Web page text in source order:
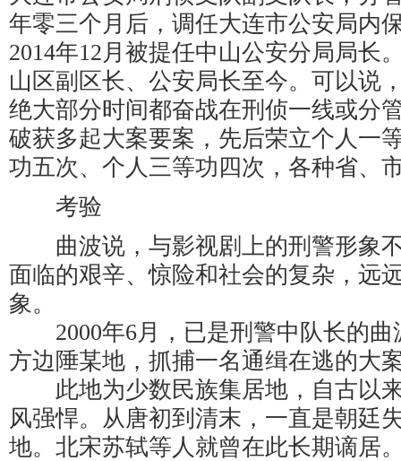
年零三个月后，调任大连市公安局内
2014年12月被提任中山公安分局局长
山区副区长、公安局长至今。可以说
绝大部分时间都奋战在刑侦一线或分
破获多起大案要案，先后荣立个人一
功五次、个人三等功四次，各种省、
考验
曲波说，与影视剧上的刑警形象
面临的艰辛、惊险和社会的复杂，远
象。
2000年6月，已是刑警中队长的曲
方边陲某地，抓捕一名通缉在逃的大
此地为少数民族集居地，自古以
风强悍。从唐初到清末，一直是朝廷
地。北宋苏轼等人就曾在此长期谪居